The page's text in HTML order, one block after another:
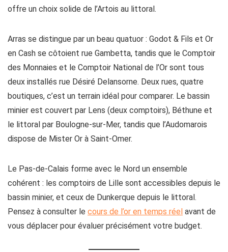
offre un choix solide de l’Artois au littoral.
Arras se distingue par un beau quatuor : Godot & Fils et Or
en Cash se côtoient rue Gambetta, tandis que le Comptoir
des Monnaies et le Comptoir National de l’Or sont tous
deux installés rue Désiré Delansorne. Deux rues, quatre
boutiques, c’est un terrain idéal pour comparer. Le bassin
minier est couvert par Lens (deux comptoirs), Béthune et
le littoral par Boulogne-sur-Mer, tandis que l’Audomarois
dispose de Mister Or à Saint-Omer.
Le Pas-de-Calais forme avec le Nord un ensemble
cohérent : les comptoirs de Lille sont accessibles depuis le
bassin minier, et ceux de Dunkerque depuis le littoral.
Pensez à consulter le cours de l’or en temps réel avant de
vous déplacer pour évaluer précisément votre budget.